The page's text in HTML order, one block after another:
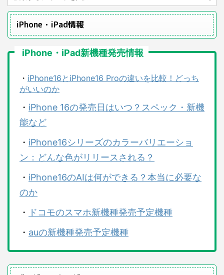
iPhone・iPad情報
iPhone・iPad新機種発売情報
・ iPhone16とiPhone16 Proの違いを比較！どっち
がいいのか
・ iPhone 16の発売日はいつ？スペック・新機
能など
・ iPhone16シリーズのカラーバリエーショ
ン：どんな色がリリースされる？
・ iPhone16のAIは何ができる？本当に必要な
のか
・
ドコモのスマホ新機種発売予定機種
・ auの新機種発売予定機種